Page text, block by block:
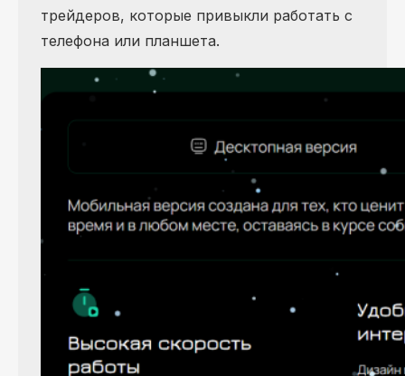
трейдеров, которые привыкли работать с
телефона или планшета.